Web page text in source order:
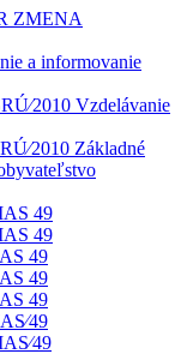
ZMENA
a informovanie
Vzdelávanie
Základné
49
49
49
49
49